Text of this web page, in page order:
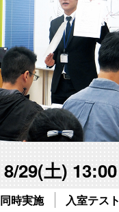
8/29(土) 13:00
同時実施 入室テスト